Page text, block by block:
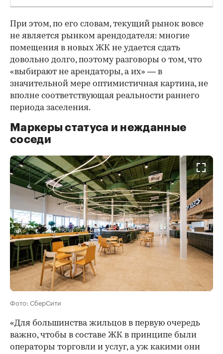
При этом, по его словам, текущий рынок вовсе
не является рынком арендодателя: многие
помещения в новых ЖК не удается сдать
довольно долго, поэтому разговоры о том, что
«выбирают не арендаторы, а их» — в
значительной мере оптимистичная картина, не
вполне соответствующая реальности раннего
периода заселения.
Маркеры статуса и нежданные
соседи
Фото: СберСити
«Для большинства жильцов в первую очередь
важно, чтобы в составе ЖК в принципе были
операторы торговли и услуг, а уж какими они